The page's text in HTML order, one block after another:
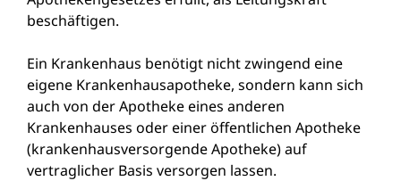
beschäftigen.
Ein Krankenhaus benötigt nicht zwingend eine
eigene Krankenhausapotheke, sondern kann sich
auch von der Apotheke eines anderen
Krankenhauses oder einer öffentlichen Apotheke
(krankenhausversorgende Apotheke) auf
vertraglicher Basis versorgen lassen.